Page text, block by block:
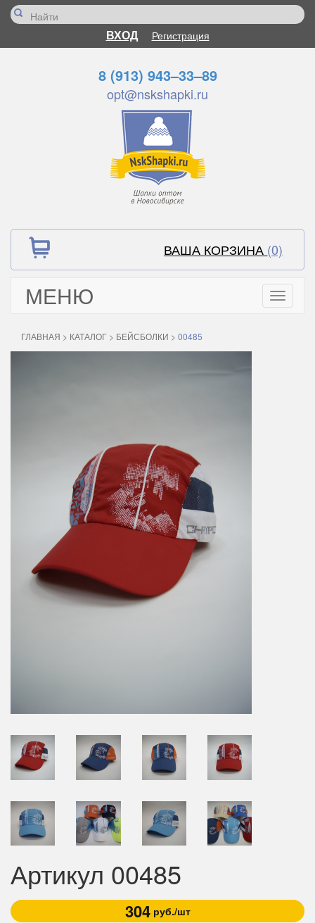
ВХОД Регистрация
8 (913) 943–33–89
opt@nskshapki.ru
ВАША КОРЗИНА (0)
МЕНЮ
Toggle
ГЛАВНАЯ > КАТАЛОГ > БЕЙСБОЛКИ > 00485
Артикул 00485
304руб./шт